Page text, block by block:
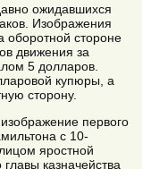
ожидавшихся
Изображения
стороне
движения за
5 долларов.
купюры, а
сторону.
первого
с 10-
яростной
казначейства